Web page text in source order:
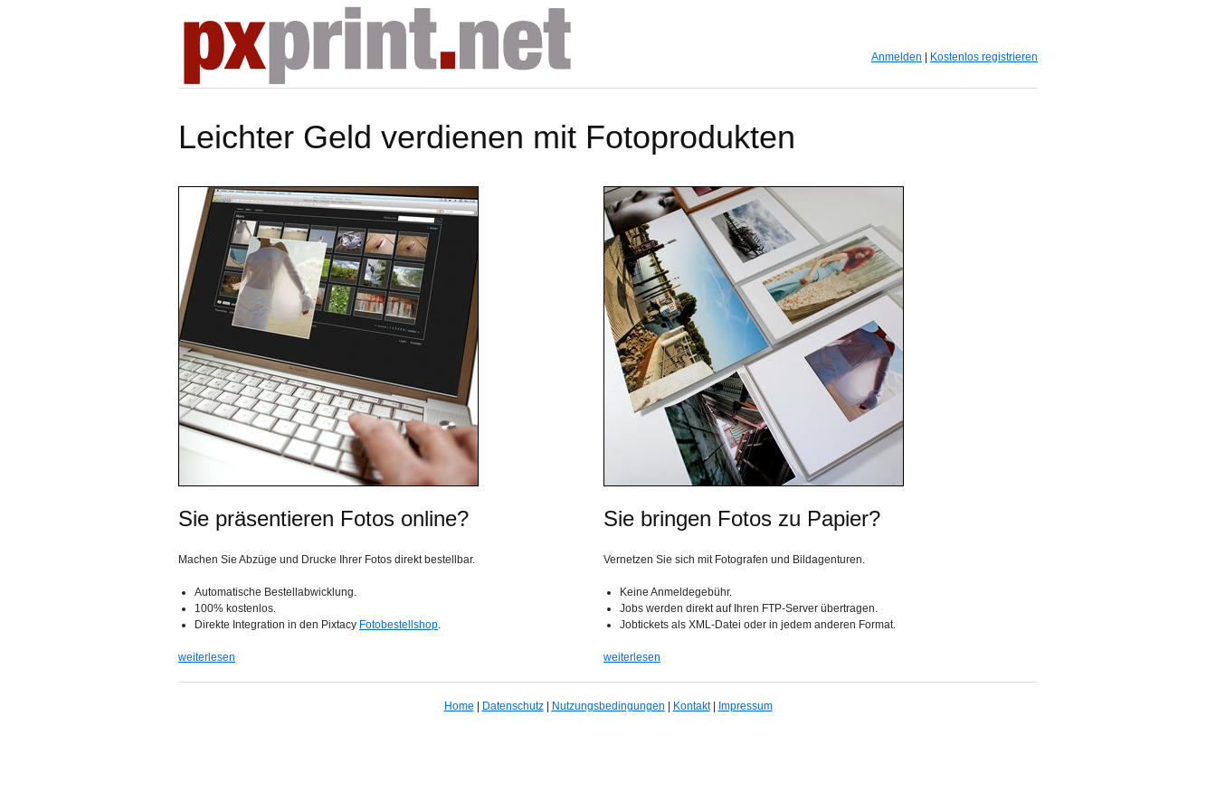
Anmelden Kostenlos registrieren
Leichter Geld verdienen mit Fotoprodukten
Sie präsentieren Fotos online?
Machen Sie Abzüge und Drucke Ihrer Fotos direkt bestellbar.
Automatische Bestellabwicklung.
100% kostenlos.
Direkte Integration in den Pixtacy Fotobestellshop.
weiterlesen
Sie bringen Fotos zu Papier?
Vernetzen Sie sich mit Fotografen und Bildagenturen.
Keine Anmeldegebühr.
Jobs werden direkt auf Ihren FTP-Server übertragen.
Jobtickets als XML-Datei oder in jedem anderen Format.
weiterlesen
Home Datenschutz| Nutzungsbedingungen Kontakt| Impressum